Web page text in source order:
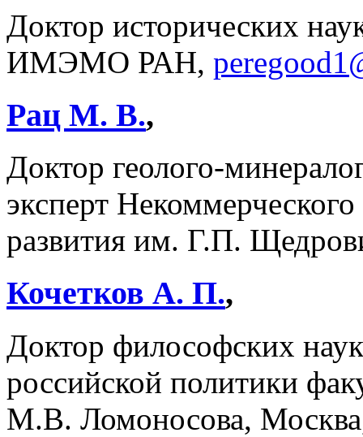
Доктор исторических
ИМЭМО РАН,
Рац М. В.,
Доктор геолого-
эксперт
развития им. Г.П.
Кочетков А. П.,
Доктор философских
российской политики
М.В. Ломоносова,